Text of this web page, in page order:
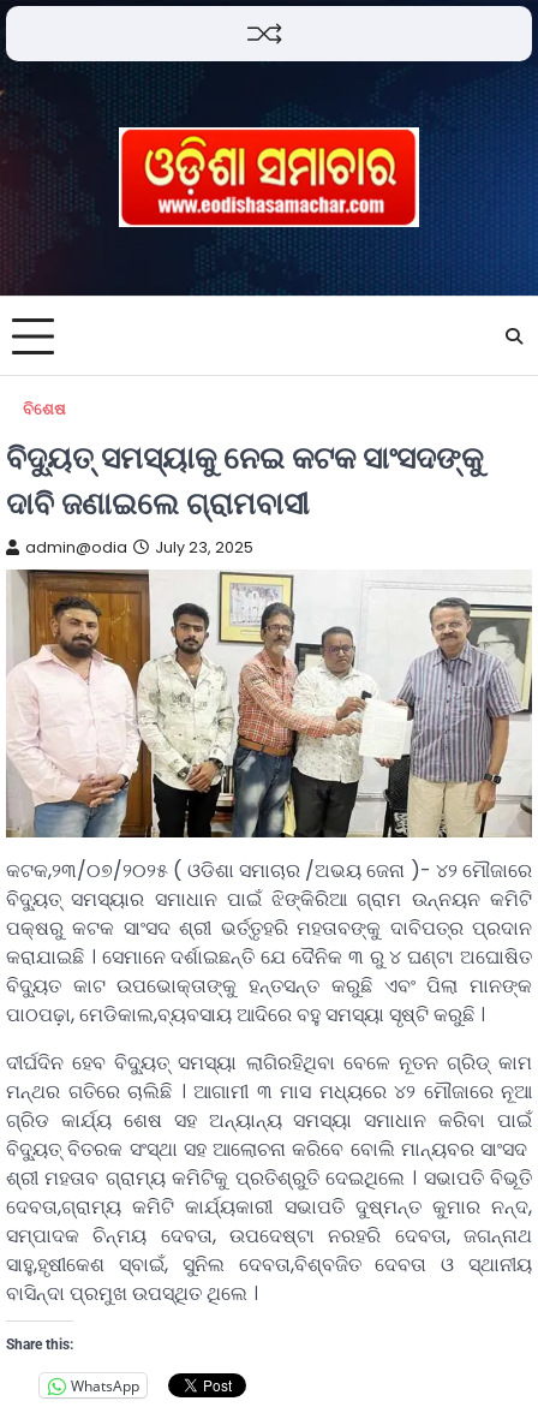
ବିଶେଷ
ବିଦ୍ୟୁତ୍ ସମସ୍ୟାକୁ ନେଇ କଟକ ସାଂସଦଙ୍କୁ
ଦାବି ଜଣାଇଲେ ଗ୍ରାମବାସୀ
admin@odia July 23, 2025
କଟକ,୨୩/୦୭/୨୦୨୫ ( ଓଡିଶା ସମାଚାର /ଅଭୟ ଜେନା )- ୪୨ ମୌଜାରେ
ବିଦ୍ୟୁତ୍ ସମସ୍ୟାର ସମାଧାନ ପାଇଁ ଝିଙ୍କିରିଆ ଗ୍ରାମ ଉନ୍ନୟନ କମିଟି
ପକ୍ଷରୁ କଟକ ସାଂସଦ ଶ୍ରୀ ଭର୍ତ୍ତୃହରି ମହତାବଙ୍କୁ ଦାବିପତ୍ର ପ୍ରଦାନ
କରାଯାଇଛି । ସେମାନେ ଦର୍ଶାଇଛନ୍ତି ଯେ ଦୈନିକ ୩ ରୁ ୪ ଘଣ୍ଟା ଅଘୋଷିତ
ବିଦ୍ୟୁତ କାଟ ଉପଭୋକ୍ତାଙ୍କୁ ହନ୍ତସନ୍ତ କରୁଛି ଏବଂ ପିଲା ମାନଙ୍କ
ପାଠପଢ଼ା, ମେଡିକାଲ,ବ୍ୟବସାୟ ଆଦିରେ ବହୁ ସମସ୍ୟା ସୃଷ୍ଟି କରୁଛି ।
ଦୀର୍ଘଦିନ ହେବ ବିଦ୍ୟୁତ୍ ସମସ୍ୟା ଲାଗିରହିଥିବା ବେଳେ ନୂତନ ଗ୍ରିଡ୍ କାମ
ମନ୍ଥର ଗତିରେ ଚାଲିଛି । ଆଗାମୀ ୩ ମାସ ମଧ୍ୟରେ ୪୨ ମୌଜାରେ ନୂଆ
ଗ୍ରିଡ କାର୍ଯ୍ୟ ଶେଷ ସହ ଅନ୍ୟାନ୍ୟ ସମସ୍ୟା ସମାଧାନ କରିବା ପାଇଁ
ବିଦ୍ୟୁତ୍ ବିତରକ ସଂସ୍ଥା ସହ ଆଲୋଚନା କରିବେ ବୋଲି ମାନ୍ୟବର ସାଂସଦ
ଶ୍ରୀ ମହତାବ ଗ୍ରାମ୍ୟ କମିଟିକୁ ପ୍ରତିଶ୍ରୁତି ଦେଇଥିଲେ । ସଭାପତି ବିଭୂତି
ଦେବତା,ଗ୍ରାମ୍ୟ କମିଟି କାର୍ଯ୍ୟକାରୀ ସଭାପତି ଦୁଷ୍ମନ୍ତ କୁମାର ନନ୍ଦ,
ସମ୍ପାଦକ ଚିନ୍ମୟ ଦେବତା, ଉପଦେଷ୍ଟା ନରହରି ଦେବତା, ଜଗନ୍ନାଥ
ସାହୁ,ହୃଷୀକେଶ ସ୍ବାଇଁ, ସୁନିଲ ଦେବତା,ବିଶ୍ବଜିତ ଦେବତା ଓ ସ୍ଥାନୀୟ
ବାସିନ୍ଦା ପ୍ରମୁଖ ଉପସ୍ଥିତ ଥିଲେ ।
Share this:
WhatsApp